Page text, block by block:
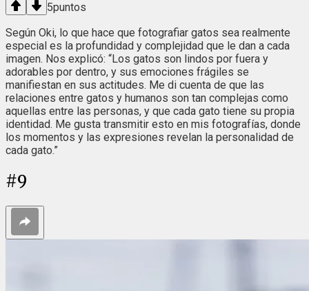
5puntos
Según Oki, lo que hace que fotografiar gatos sea realmente
especial es la profundidad y complejidad que le dan a cada
imagen. Nos explicó: “Los gatos son lindos por fuera y
adorables por dentro, y sus emociones frágiles se
manifiestan en sus actitudes. Me di cuenta de que las
relaciones entre gatos y humanos son tan complejas como
aquellas entre las personas, y que cada gato tiene su propia
identidad. Me gusta transmitir esto en mis fotografías, donde
los momentos y las expresiones revelan la personalidad de
cada gato.”
#9